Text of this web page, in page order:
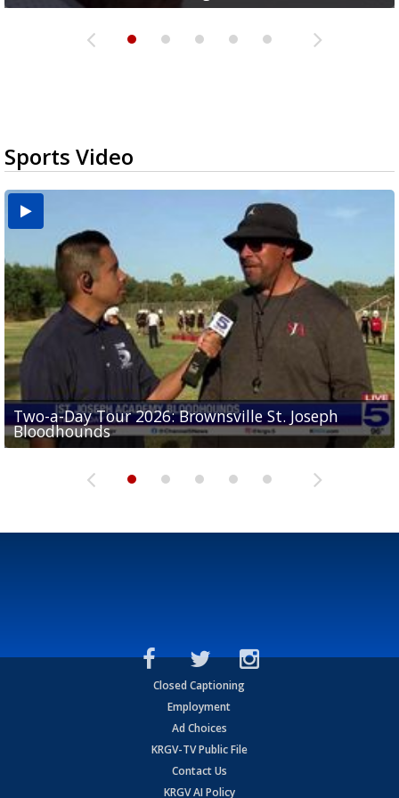
Sports Video
Two-a-Day Tour 2026: Brownsville St. Joseph
Bloodhounds
Two-a-Day Tour 2026: St. Joseph Academy
Bloodhounds
Two-a-Day Tour 2026: Sharyland Rattlers
Sit-down interview with UTRGV wide receiver
Tavian Cord
Two-a-Day Tour 2026: Raymondville Bearkats
Closed Captioning
Employment
Ad Choices
KRGV-TV Public File
Contact Us
KRGV AI Policy